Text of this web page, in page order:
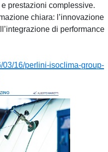
prestazioni complessive.
chiara: l’innovazione
di performance
03/16/perlini-isoclima-group-